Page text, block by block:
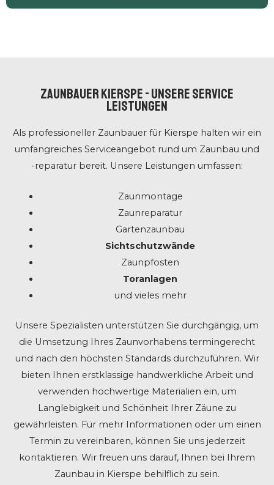
ZAUNBAUER Kierspe - UNSERE SERVICE
LEISTUNGEN
Als professioneller Zaunbauer für Kierspe halten wir ein
umfangreiches Serviceangebot rund um Zaunbau und
-reparatur bereit. Unsere Leistungen umfassen:
Zaunmontage
Zaunreparatur
Gartenzaunbau
Sichtschutzwände
Zaunpfosten
Toranlagen
und vieles mehr
Unsere Spezialisten unterstützen Sie durchgängig, um
die Umsetzung Ihres Zaunvorhabens termingerecht
und nach den höchsten Standards durchzuführen. Wir
bieten Ihnen erstklassige handwerkliche Arbeit und
verwenden hochwertige Materialien ein, um
Langlebigkeit und Schönheit Ihrer Zäune zu
gewährleisten. Für mehr Informationen oder um einen
Termin zu vereinbaren, können Sie uns jederzeit
kontaktieren. Wir freuen uns darauf, Ihnen bei Ihrem
Zaunbau in Kierspe behilflich zu sein.